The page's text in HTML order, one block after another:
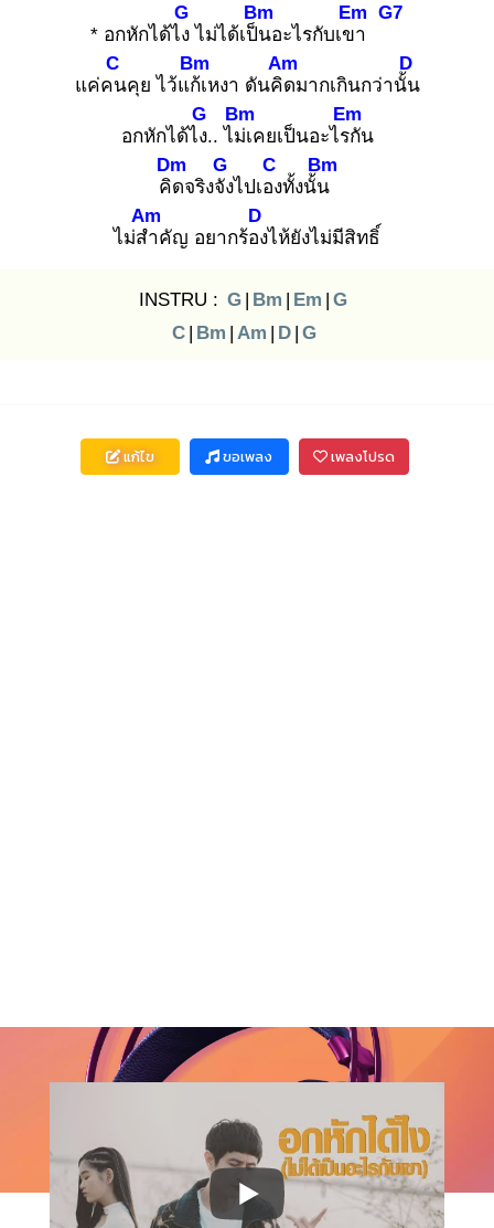
* อกหักได้ไง
G
ไม่ได้เป็น
Bm
อะไรกับเขา
Em G7
แค่คน
C
คุย ไว้แก้เ
Bm
หงา ดันคิด
Am
มากเกินกว่านั้น
D
อกหักได้ไง.
G
. ไม่เ
Bm
คยเป็นอะไรกั
Em
น
คิด
Dm
จริงจัง
G
ไปเอง
C
ทั้งนั้น
Bm
ไม่สำ
Am
คัญ อยากร้อง
D
ไห้ยังไม่มีสิทธิ์
INSTRU : G | Bm | Em | G
C | Bm | Am | D | G
แก้ไข ขอเพลง เพลงโปรด